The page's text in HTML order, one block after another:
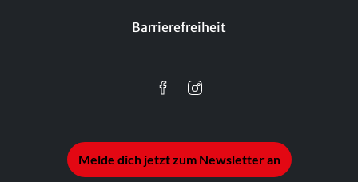
Barrierefreiheit
Melde dich jetzt zum Newsletter an